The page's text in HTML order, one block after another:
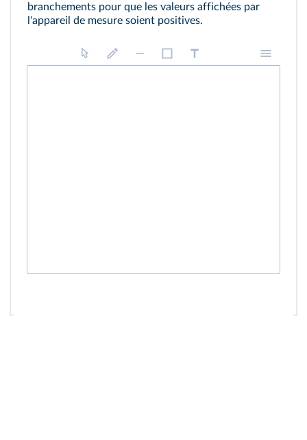
branchements pour que les valeurs affichées par
l'appareil de mesure soient positives.